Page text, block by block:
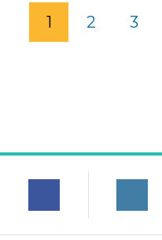
1 2 3